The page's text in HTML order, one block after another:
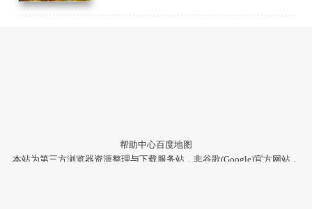
帮助中心百度地图
本站为第三方浏览器资源整理与下载服务站，非谷歌(Google)官方网站，